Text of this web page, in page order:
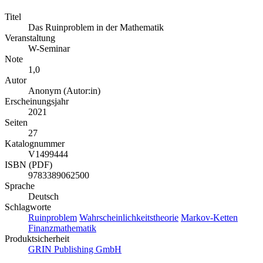
Titel
Das Ruinproblem in der Mathematik
Veranstaltung
W-Seminar
Note
1,0
Autor
Anonym (Autor:in)
Erscheinungsjahr
2021
Seiten
27
Katalognummer
V1499444
ISBN (PDF)
9783389062500
Sprache
Deutsch
Schlagworte
Ruinproblem Wahrscheinlichkeitstheorie Markov-Ketten
Finanzmathematik
Produktsicherheit
GRIN Publishing GmbH